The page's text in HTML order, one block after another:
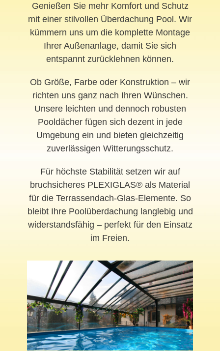
Genießen Sie mehr Komfort und Schutz
mit einer stilvollen Überdachung Pool. Wir
kümmern uns um die komplette Montage
Ihrer Außenanlage, damit Sie sich
entspannt zurücklehnen können.
Ob Größe, Farbe oder Konstruktion – wir
richten uns ganz nach Ihren Wünschen.
Unsere leichten und dennoch robusten
Pooldächer fügen sich dezent in jede
Umgebung ein und bieten gleichzeitig
zuverlässigen Witterungsschutz.
Für höchste Stabilität setzen wir auf
bruchsicheres PLEXIGLAS® als Material
für die Terrassendach-Glas-Elemente. So
bleibt Ihre Poolüberdachung langlebig und
widerstandsfähig – perfekt für den Einsatz
im Freien.